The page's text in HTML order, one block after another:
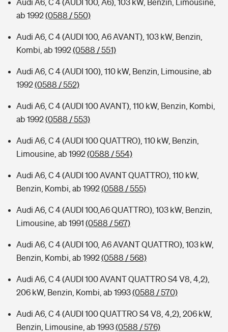
Audi A6, C 4 (AUDI 100, A6), 103 kW, Benzin, Limousine,
ab 1992(0588 / 550)
Audi A6, C 4 (AUDI 100, A6 AVANT), 103 kW, Benzin,
Kombi, ab 1992(0588 / 551)
Audi A6, C 4 (AUDI 100), 110 kW, Benzin, Limousine, ab
1992(0588 / 552)
Audi A6, C 4 (AUDI 100 AVANT), 110 kW, Benzin, Kombi,
ab 1992(0588 / 553)
Audi A6, C 4 (AUDI 100 QUATTRO), 110 kW, Benzin,
Limousine, ab 1992(0588 / 554)
Audi A6, C 4 (AUDI 100 AVANT QUATTRO), 110 kW,
Benzin, Kombi, ab 1992(0588 / 555)
Audi A6, C 4 (AUDI 100,A6 QUATTRO), 103 kW, Benzin,
Limousine, ab 1991 (0588 / 567)
Audi A6, C 4 (AUDI 100, A6 AVANT QUATTRO), 103 kW,
Benzin, Kombi, ab 1992(0588 / 568)
Audi A6, C 4 (AUDI 100 AVANT QUATTRO S4 V8, 4,2),
206 kW, Benzin, Kombi, ab 1993(0588 / 570)
Audi A6, C 4 (AUDI 100 QUATTRO S4 V8, 4,2), 206 kW,
Benzin, Limousine, ab 1993(0588 / 576)